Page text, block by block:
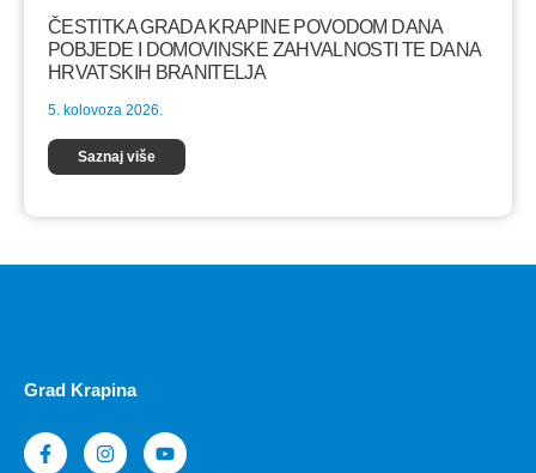
ČESTITKA GRADA KRAPINE POVODOM DANA
POBJEDE I DOMOVINSKE ZAHVALNOSTI TE DANA
HRVATSKIH BRANITELJA
5. kolovoza 2026.
Saznaj više
Grad Krapina